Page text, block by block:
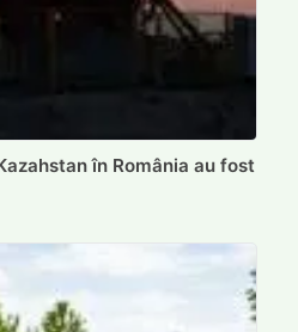
în România au fost